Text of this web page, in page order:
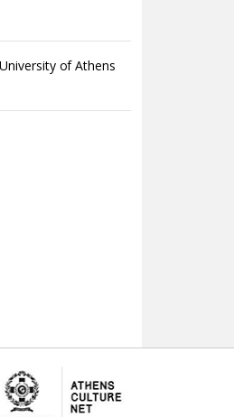
of Athens